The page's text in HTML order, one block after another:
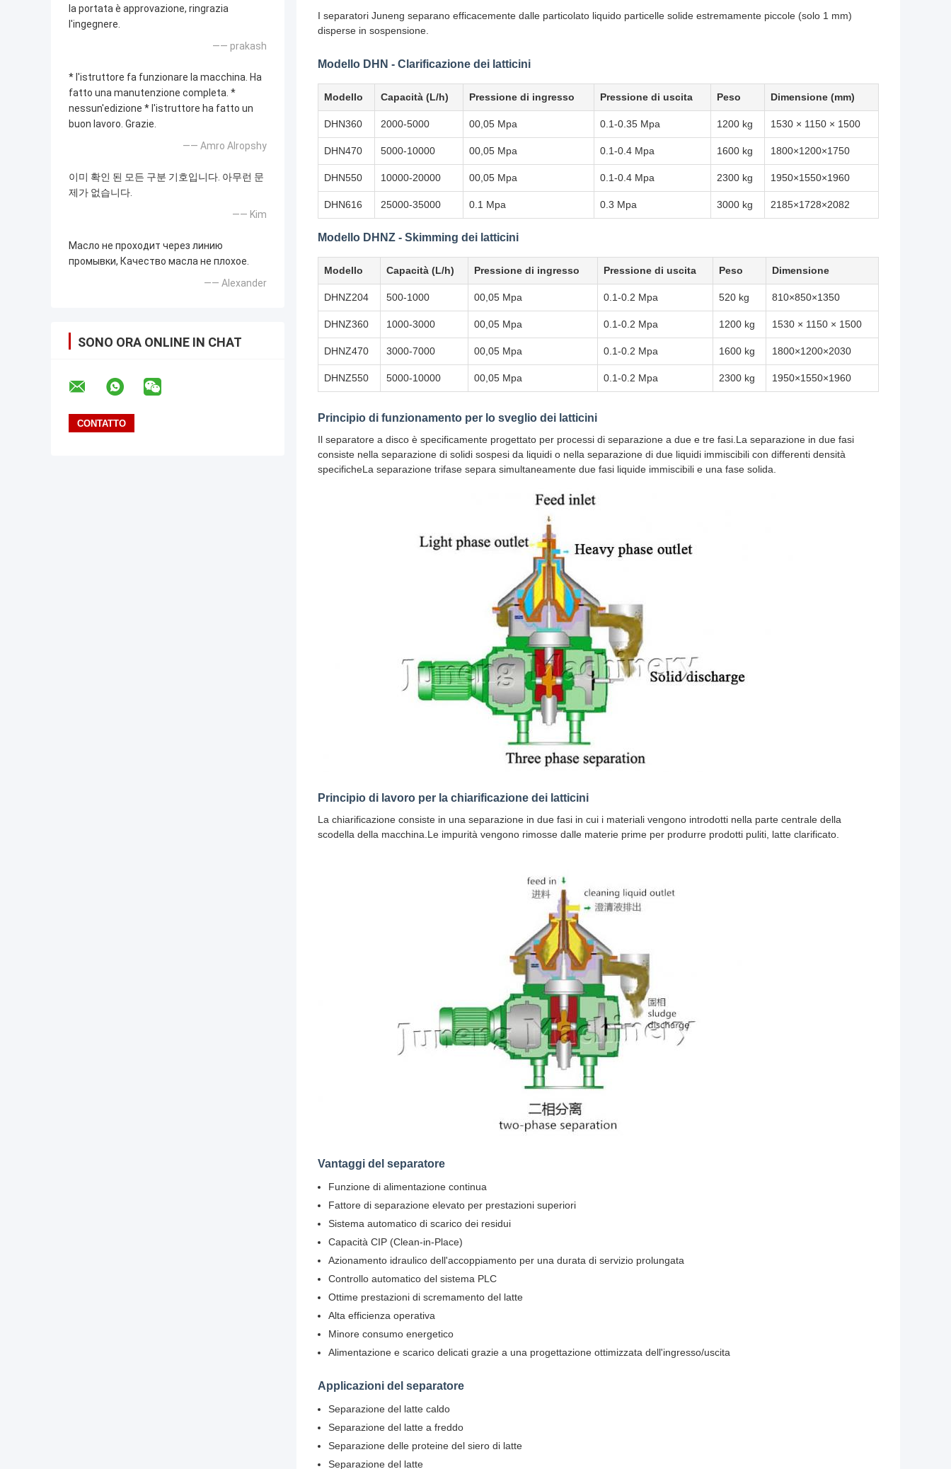
la portata è approvazione, ringrazia
l'ingegnere.
—— prakash
* l'istruttore fa funzionare la macchina. Ha
fatto una manutenzione completa. *
nessun'edizione * l'istruttore ha fatto un
buon lavoro. Grazie.
—— Amro Alropshy
이미 확인 된 모든 구분 기호입니다. 아무런 문
제가 없습니다.
—— Kim
Масло не проходит через линию
промывки, Качество масла не плохое.
—— Alexander
SONO ORA ONLINE IN CHAT
I separatori Juneng separano efficacemente dalle particolato liquido particelle solide estremamente piccole (solo 1 mm)
disperse in sospensione.
Modello DHN - Clarificazione dei latticini
Modello Capacità (L/h) Pressione di ingresso Pressione di uscita Peso Dimensione (mm)
DHN360 2000-5000 00,05 Mpa 0.1-0.35 Mpa 1200 kg 1530 × 1150 × 1500
DHN470 5000-10000 00,05 Mpa 0.1-0.4 Mpa 1600 kg 1800×1200×1750
DHN550 10000-20000 00,05 Mpa 0.1-0.4 Mpa 2300 kg 1950×1550×1960
DHN616 25000-35000 0.1 Mpa 0.3 Mpa 3000 kg 2185×1728×2082
Modello DHNZ - Skimming dei latticini
Modello Capacità (L/h) Pressione di ingresso Pressione di uscita Peso Dimensione
DHNZ204 500-1000 00,05 Mpa 0.1-0.2 Mpa 520 kg 810×850×1350
DHNZ360 1000-3000 00,05 Mpa 0.1-0.2 Mpa 1200 kg 1530 × 1150 × 1500
DHNZ470 3000-7000 00,05 Mpa 0.1-0.2 Mpa 1600 kg 1800×1200×2030
DHNZ550 5000-10000 00,05 Mpa 0.1-0.2 Mpa 2300 kg 1950×1550×1960
Principio di funzionamento per lo sveglio dei latticini
Il separatore a disco è specificamente progettato per processi di separazione a due e tre fasi.La separazione in due fasi
consiste nella separazione di solidi sospesi da liquidi o nella separazione di due liquidi immiscibili con differenti densità
specificheLa separazione trifase separa simultaneamente due fasi liquide immiscibili e una fase solida.
Principio di lavoro per la chiarificazione dei latticini
La chiarificazione consiste in una separazione in due fasi in cui i materiali vengono introdotti nella parte centrale della
scodella della macchina.Le impurità vengono rimosse dalle materie prime per produrre prodotti puliti, latte clarificato.
Vantaggi del separatore
Funzione di alimentazione continua
Fattore di separazione elevato per prestazioni superiori
Sistema automatico di scarico dei residui
Capacità CIP (Clean-in-Place)
Azionamento idraulico dell'accoppiamento per una durata di servizio prolungata
Controllo automatico del sistema PLC
Ottime prestazioni di scremamento del latte
Alta efficienza operativa
Minore consumo energetico
Alimentazione e scarico delicati grazie a una progettazione ottimizzata dell'ingresso/uscita
Applicazioni del separatore
Separazione del latte caldo
Separazione del latte a freddo
Separazione delle proteine del siero di latte
Separazione del latte